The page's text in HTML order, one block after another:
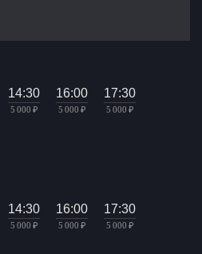
14:30
5 000 ₽
16:00
5 000 ₽
17:30
5 000 ₽
14:30
5 000 ₽
16:00
5 000 ₽
17:30
5 000 ₽